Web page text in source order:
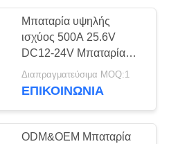
15
Μπαταρία υψηλής
ισχύος 500A 25.6V
DC12-24V Μπαταρία
ιόντων λιθίου για
φόρτιση ηλεκτρονικών
Διαπραγματεύσιμα MOQ:1
ΕΠΙΚΟΙΝΩΝΊΑ
ODM&OEM Μπαταρία